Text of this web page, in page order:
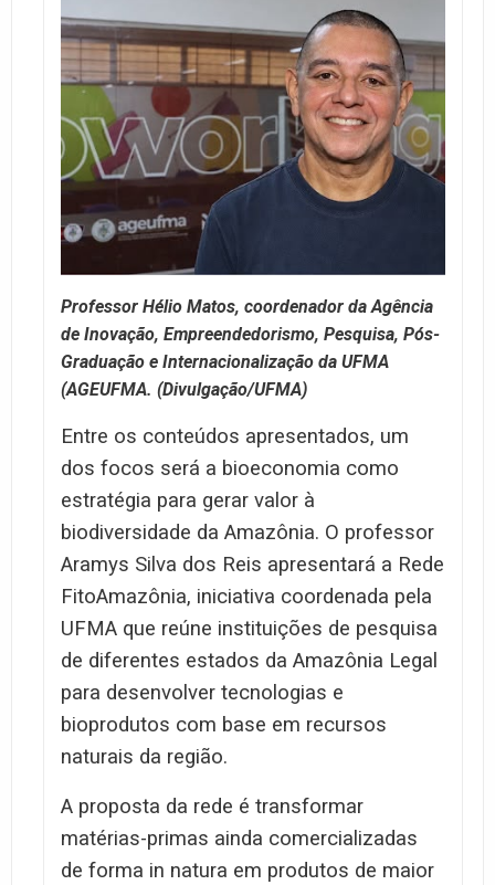
Professor Hélio Matos, coordenador da Agência
de Inovação, Empreendedorismo, Pesquisa, Pós-
Graduação e Internacionalização da UFMA
(AGEUFMA. (Divulgação/UFMA)
Entre os conteúdos apresentados, um
dos focos será a bioeconomia como
estratégia para gerar valor à
biodiversidade da Amazônia. O professor
Aramys Silva dos Reis apresentará a Rede
FitoAmazônia, iniciativa coordenada pela
UFMA que reúne instituições de pesquisa
de diferentes estados da Amazônia Legal
para desenvolver tecnologias e
bioprodutos com base em recursos
naturais da região.
A proposta da rede é transformar
matérias-primas ainda comercializadas
de forma in natura em produtos de maior